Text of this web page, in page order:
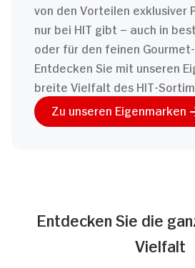
von den Vorteilen exklusiver
nur bei HIT gibt – auch in
oder für den feinen Gourmet-
Entdecken Sie mit unseren
breite Vielfalt des HIT-
Zu unseren Eigenmarken
Entdecken Sie die
Vielfalt